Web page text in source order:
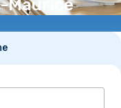
Maurice